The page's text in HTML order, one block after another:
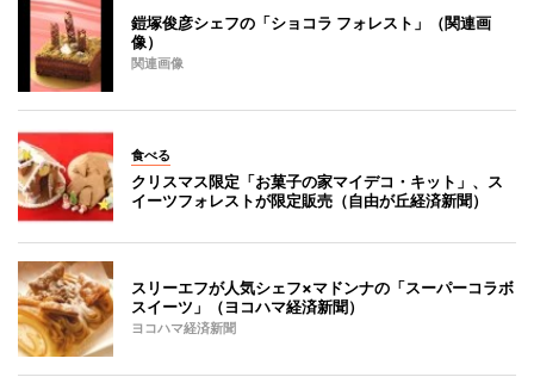
鎧塚俊彦シェフの「ショコラ フォレスト」（関連画
像）
関連画像
食べる
クリスマス限定「お菓子の家マイデコ・キット」、ス
イーツフォレストが限定販売（自由が丘経済新聞）
スリーエフが人気シェフ×マドンナの「スーパーコラボ
スイーツ」（ヨコハマ経済新聞）
ヨコハマ経済新聞